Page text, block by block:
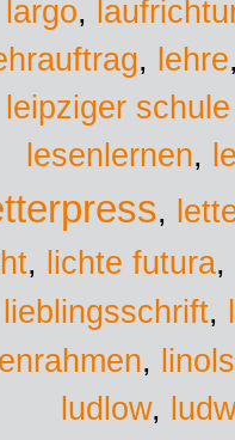
largo,
, lehre
leipziger
lesenlernen,
,
, lichte futura,
lieblingsschrift,
,
ludlow,